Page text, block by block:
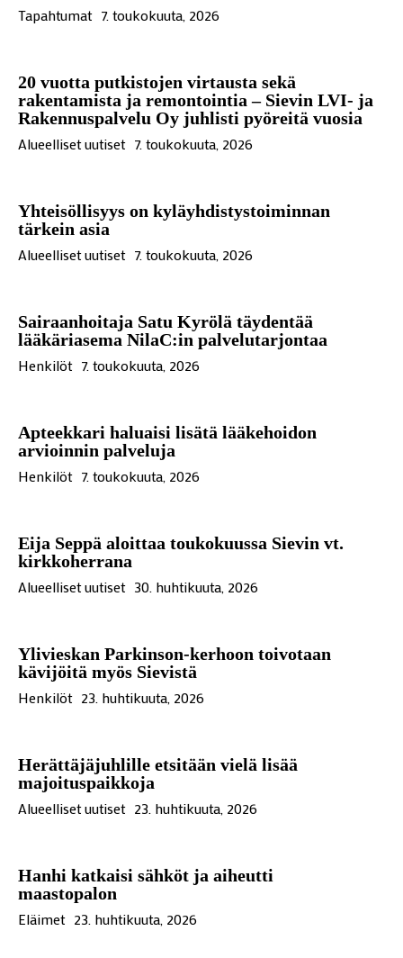
Tapahtumat 7. toukokuuta, 2026
20 vuotta putkistojen virtausta sekä
rakentamista ja remontointia – Sievin LVI- ja
Rakennuspalvelu Oy juhlisti pyöreitä vuosia
Alueelliset uutiset 7. toukokuuta, 2026
Yhteisöllisyys on kyläyhdistystoiminnan
tärkein asia
Alueelliset uutiset 7. toukokuuta, 2026
Sairaanhoitaja Satu Kyrölä täydentää
lääkäriasema NilaC:in palvelutarjontaa
Henkilöt 7. toukokuuta, 2026
Apteekkari haluaisi lisätä lääkehoidon
arvioinnin palveluja
Henkilöt 7. toukokuuta, 2026
Eija Seppä aloittaa toukokuussa Sievin vt.
kirkkoherrana
Alueelliset uutiset 30. huhtikuuta, 2026
Ylivieskan Parkinson-kerhoon toivotaan
kävijöitä myös Sievistä
Henkilöt 23. huhtikuuta, 2026
Herättäjäjuhlille etsitään vielä lisää
majoituspaikkoja
Alueelliset uutiset 23. huhtikuuta, 2026
Hanhi katkaisi sähköt ja aiheutti
maastopalon
Eläimet 23. huhtikuuta, 2026